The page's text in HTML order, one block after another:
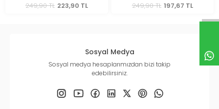
249,90 TL 223,90 TL 249,90 TL 197,67 TL
Sosyal Medya
Sosyal medya hesaplarımızdan bizi takip
edebilirsiniz.